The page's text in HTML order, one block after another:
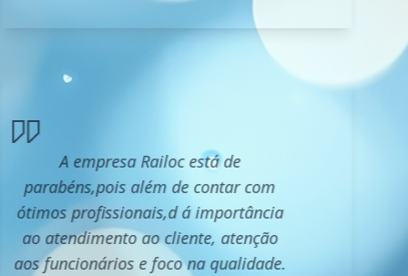
A empresa Railoc está de
parabéns,pois além de contar com
ótimos profissionais,d á importância
ao atendimento ao cliente, atenção
aos funcionários e foco na qualidade.